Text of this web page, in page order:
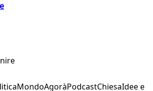
MondoAgoràPodcastChiesaIdee e